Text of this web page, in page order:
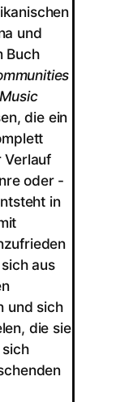
und
Buch
die ein
Verlauf
oder -
in
aus
und sich
die sie